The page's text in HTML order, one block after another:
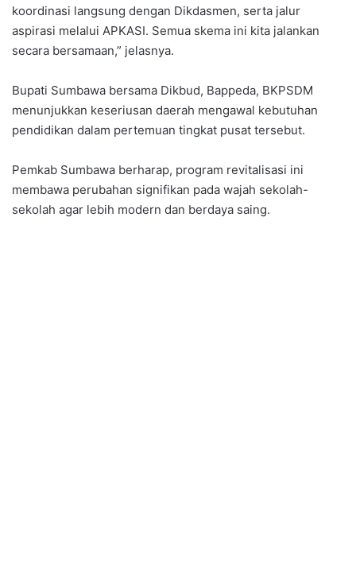
koordinasi langsung dengan Dikdasmen, serta jalur
aspirasi melalui APKASI. Semua skema ini kita jalankan
secara bersamaan,” jelasnya.
​Bupati Sumbawa bersama Dikbud, Bappeda, BKPSDM
menunjukkan keseriusan daerah mengawal kebutuhan
pendidikan dalam pertemuan tingkat pusat tersebut.
​Pemkab Sumbawa berharap, program revitalisasi ini
membawa perubahan signifikan pada wajah sekolah-
sekolah agar lebih modern dan berdaya saing.